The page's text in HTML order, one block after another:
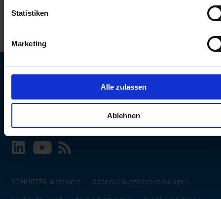
Statistiken
Marketing
Alle zulassen
Ablehnen
SCHURTER Webseite und Sprache wählen
SCHURTER weltweit Datenschutzbestimmungen